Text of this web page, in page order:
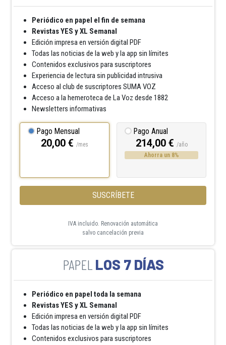
Periódico en papel el fin de semana
Revistas YES y XL Semanal
Edición impresa en versión digital PDF
Todas las noticias de la web y la app sin límites
Contenidos exclusivos para suscriptores
Experiencia de lectura sin publicidad intrusiva
Acceso al club de suscriptores SUMA VOZ
Acceso a la hemeroteca de La Voz desde 1882
Newsletters informativas
Pago Mensual
20,00 € /mes
Pago Anual
214,00 € /año
Ahorra un 8%
SUSCRÍBETE
IVA incluido. Renovación automática
salvo cancelación previa
LOS 7 DÍAS
Periódico en papel toda la semana
Revistas YES y XL Semanal
Edición impresa en versión digital PDF
Todas las noticias de la web y la app sin límites
Contenidos exclusivos para suscriptores